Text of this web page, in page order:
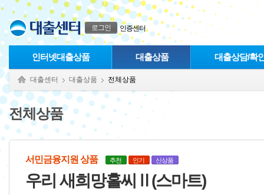
본문으로 바로가기
푸터 바로가기
로그인 인증센터
인터넷대출상품 대출상품 대출상담/확
대출센터 대출상품 전체상품
전체상품
우리 새희망홀씨Ⅱ(스마트)
서민금융지원 상품 추천 인기 신상품